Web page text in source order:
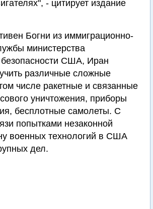
- цитирует издание
Богни из иммиграционно-
министерства
США, Иран
различные сложные
числе ракетные и связанные
уничтожения, приборы
бесплотные самолеты. С
попытками незаконной
военных технологий в США
дел.